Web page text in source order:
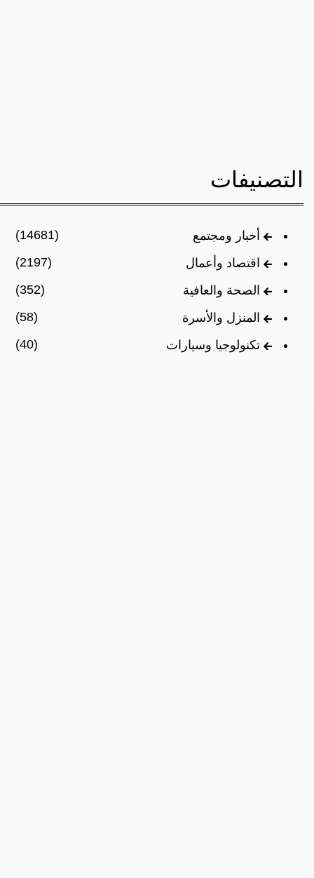
التصنيفات
أخبار ومجتمع
(14681)
اقتصاد وأعمال
(2197)
الصحة والعافية
(352)
المنزل والأسرة
(58)
تكنولوجيا وسيارات
(40)